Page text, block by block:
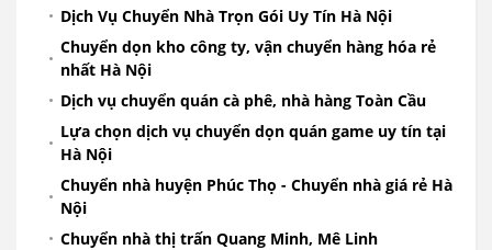
Dịch Vụ Chuyển Nhà Trọn Gói Uy Tín Hà Nội
Chuyển dọn kho công ty, vận chuyển hàng hóa rẻ
nhất Hà Nội
Dịch vụ chuyển quán cà phê, nhà hàng Toàn Cầu
Lựa chọn dịch vụ chuyển dọn quán game uy tín tại
Hà Nội
Chuyển nhà huyện Phúc Thọ - Chuyển nhà giá rẻ Hà
Nội
Chuyển nhà thị trấn Quang Minh, Mê Linh